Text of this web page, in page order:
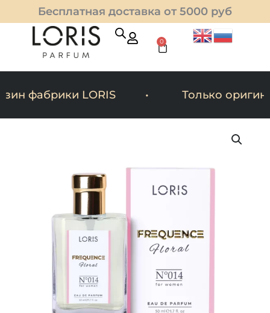
Перейти
к
содержимому
Бесплатная доставка от 5000 руб
0
Cart
фабрики LORIS Только